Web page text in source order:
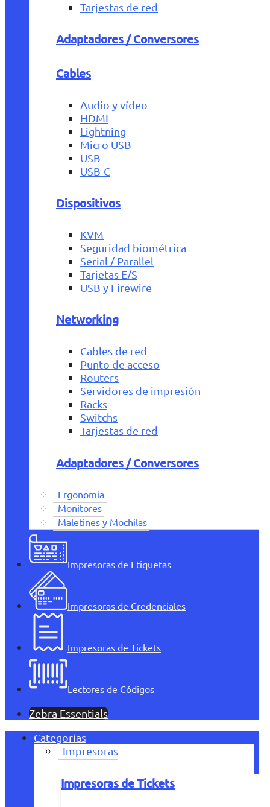
Tarjestas de red
Adaptadores / Conversores
Cables
Audio y vídeo
HDMI
Lightning
Micro USB
USB
USB-C
Dispositivos
KVM
Seguridad biométrica
Serial / Parallel
Tarjetas E/S
USB y Firewire
Networking
Cables de red
Punto de acceso
Routers
Servidores de impresión
Racks
Switchs
Tarjestas de red
Adaptadores / Conversores
Ergonomía
Monitores
Maletines y Mochilas
Impresoras de Etiquetas
Impresoras de Credenciales
Impresoras de Tickets
Lectores de Códigos
Zebra Essentials
Categorías
Impresoras
Impresoras de Tickets